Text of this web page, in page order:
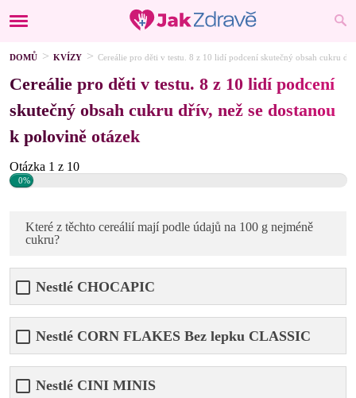
DOMŮ KVÍZY Cereálie pro děti v testu. 8 z 10 lidí podcení skutečný obsah cukru
Cereálie pro děti v testu. 8 z 10 lidí podcení
skutečný obsah cukru dřív, než se dostanou
k polovině otázek
Otázka 1 z 10
0%
Které z těchto cereálií mají podle údajů na 100 g nejméně
cukru?
Nestlé CHOCAPIC
Nestlé CORN FLAKES Bez lepku CLASSIC
Nestlé CINI MINIS